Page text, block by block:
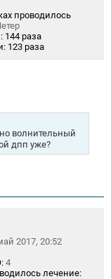
проводилось
144 раза
123 раза
волнительный
дпп уже?
2017, 20:52
4
лечение: